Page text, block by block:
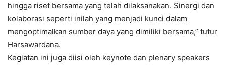
hingga riset bersama yang telah dilaksanakan. Sinergi dan
kolaborasi seperti inilah yang menjadi kunci dalam
mengoptimalkan sumber daya yang dimiliki bersama,” tutur
Harsawardana.
Kegiatan ini juga diisi oleh keynote dan plenary speakers